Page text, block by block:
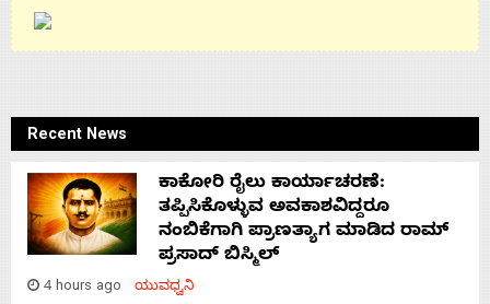
Recent News
ಕಾಕೋರಿ ರೈಲು ಕಾರ್ಯಾಚರಣೆ:
ತಪ್ಪಿಸಿಕೊಳ್ಳುವ ಅವಕಾಶವಿದ್ದರೂ
ನಂಬಿಕೆಗಾಗಿ ಪ್ರಾಣತ್ಯಾಗ ಮಾಡಿದ ರಾಮ್
ಪ್ರಸಾದ್ ಬಿಸ್ಮಿಲ್
4 hours ago ಯುವಧ್ವನಿ